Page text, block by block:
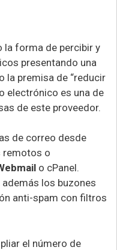
la forma de percibir y
presentando una
la premisa de “reducir
electrónico es una de
de este proveedor.
de correo desde
remotos o
o cPanel.
los buzones
anti-spam con filtros
el número de